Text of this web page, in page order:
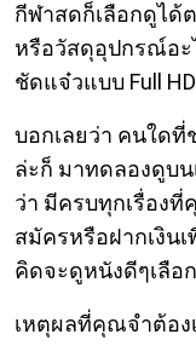
กีฬาสดก็เลือกดูได้
หรือวัสดุอุปกรณ์อะ
ชัดแจ๋วแบบ Full
บอกเลยว่า คนใด
ล่ะก็ มาทดลองดูบน
ว่า มีครบทุกเรื่อง
สมัครหรือฝากเงิน
คิดจะดูหนังดีๆเลือ
เหตุผลที่คุณจำต้อง